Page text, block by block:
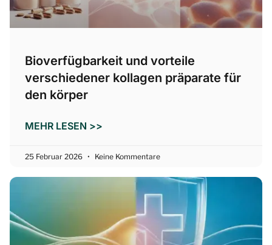
Bioverfügbarkeit und vorteile
verschiedener kollagen präparate für
den körper
MEHR LESEN >>
25 Februar 2026 Keine Kommentare